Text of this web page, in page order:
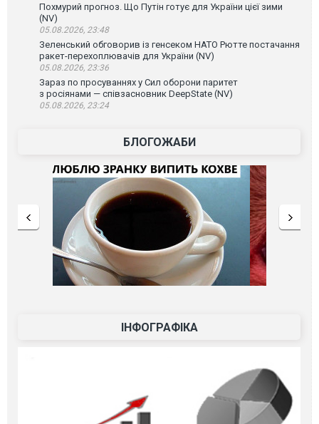
Похмурий прогноз. Що Путін готує для України цієї зими
(NV)
05.08.2026, 23:48
Зеленський обговорив із генсеком НАТО Рютте постачання
ракет-перехоплювачів для України (NV)
05.08.2026, 23:36
Зараз по просуваннях у Сил оборони паритет
з росіянами — співзасновник DeepState (NV)
05.08.2026, 23:24
БЛОГОЖАБИ
ІНФОГРАФІКА